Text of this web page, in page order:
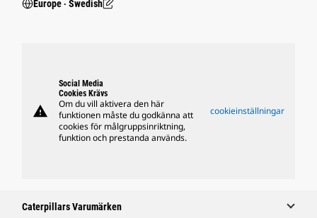
Europe ‧ Swedish
warning
Social Media
Cookies Krävs
Om du vill aktivera den här
funktionen måste du godkänna att
cookies för målgruppsinriktning,
funktion och prestanda används.
cookieinställningar
Caterpillars Varumärken